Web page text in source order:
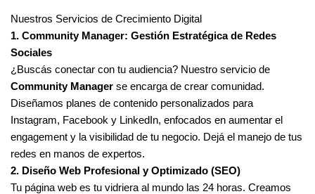
Nuestros Servicios de Crecimiento Digital
1. Community Manager: Gestión Estratégica de Redes
Sociales
¿Buscás conectar con tu audiencia? Nuestro servicio de
Community Manager se encarga de crear comunidad.
Diseñamos planes de contenido personalizados para
Instagram, Facebook y LinkedIn, enfocados en aumentar el
engagement y la visibilidad de tu negocio. Dejá el manejo de tus
redes en manos de expertos.
2. Diseño Web Profesional y Optimizado (SEO)
Tu página web es tu vidriera al mundo las 24 horas. Creamos